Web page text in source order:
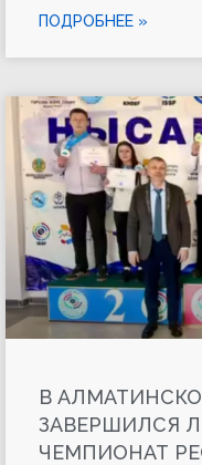
ПОДРОБНЕЕ »
В
ЗАВЕРШИЛСЯ
ЧЕМПИОНАТ